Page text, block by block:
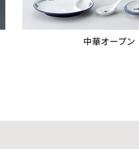
中華オープン